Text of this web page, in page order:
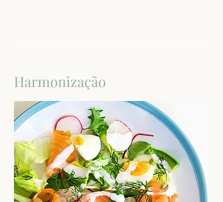
Harmonização